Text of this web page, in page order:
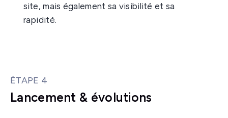
site, mais également sa visibilité et sa
rapidité.
ÉTAPE 4
Lancement & évolutions